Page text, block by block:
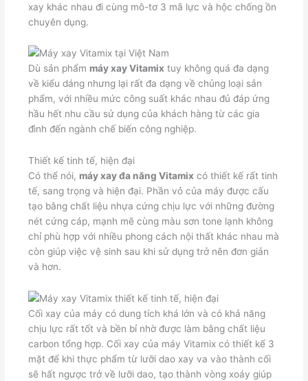
xay khác nhau đi cùng mô-tơ 3 mã lực và hộc chống ồn
chuyên dụng.
Dù sản phẩm máy xay Vitamix tuy không quá đa dạng
về kiểu dáng nhưng lại rất đa dạng về chủng loại sản
phẩm, với nhiều mức công suất khác nhau đủ đáp ứng
hầu hết nhu cầu sử dụng của khách hàng từ các gia
đình đến ngành chế biến công nghiệp.
Thiết kế tinh tế, hiện đại
Có thể nói, máy xay đa năng Vitamix có thiết kế rất tinh
tế, sang trọng và hiện đại. Phần vỏ của máy được cấu
tạo bằng chất liệu nhựa cứng chịu lực với những đường
nét cứng cáp, mạnh mẽ cùng màu sơn tone lạnh không
chỉ phù hợp với nhiều phong cách nội thất khác nhau mà
còn giúp việc vệ sinh sau khi sử dụng trở nên đơn giản
và hơn.
Cối xay của máy có dung tích khá lớn và có khả năng
chịu lực rất tốt và bền bỉ nhờ được làm bằng chất liệu
carbon tổng hợp. Cối xay của máy Vitamix có thiết kế 3
mặt để khi thực phẩm từ lưỡi dao xay va vào thành cối
sẽ hất ngược trở về lưỡi dao, tạo thành vòng xoáy giúp